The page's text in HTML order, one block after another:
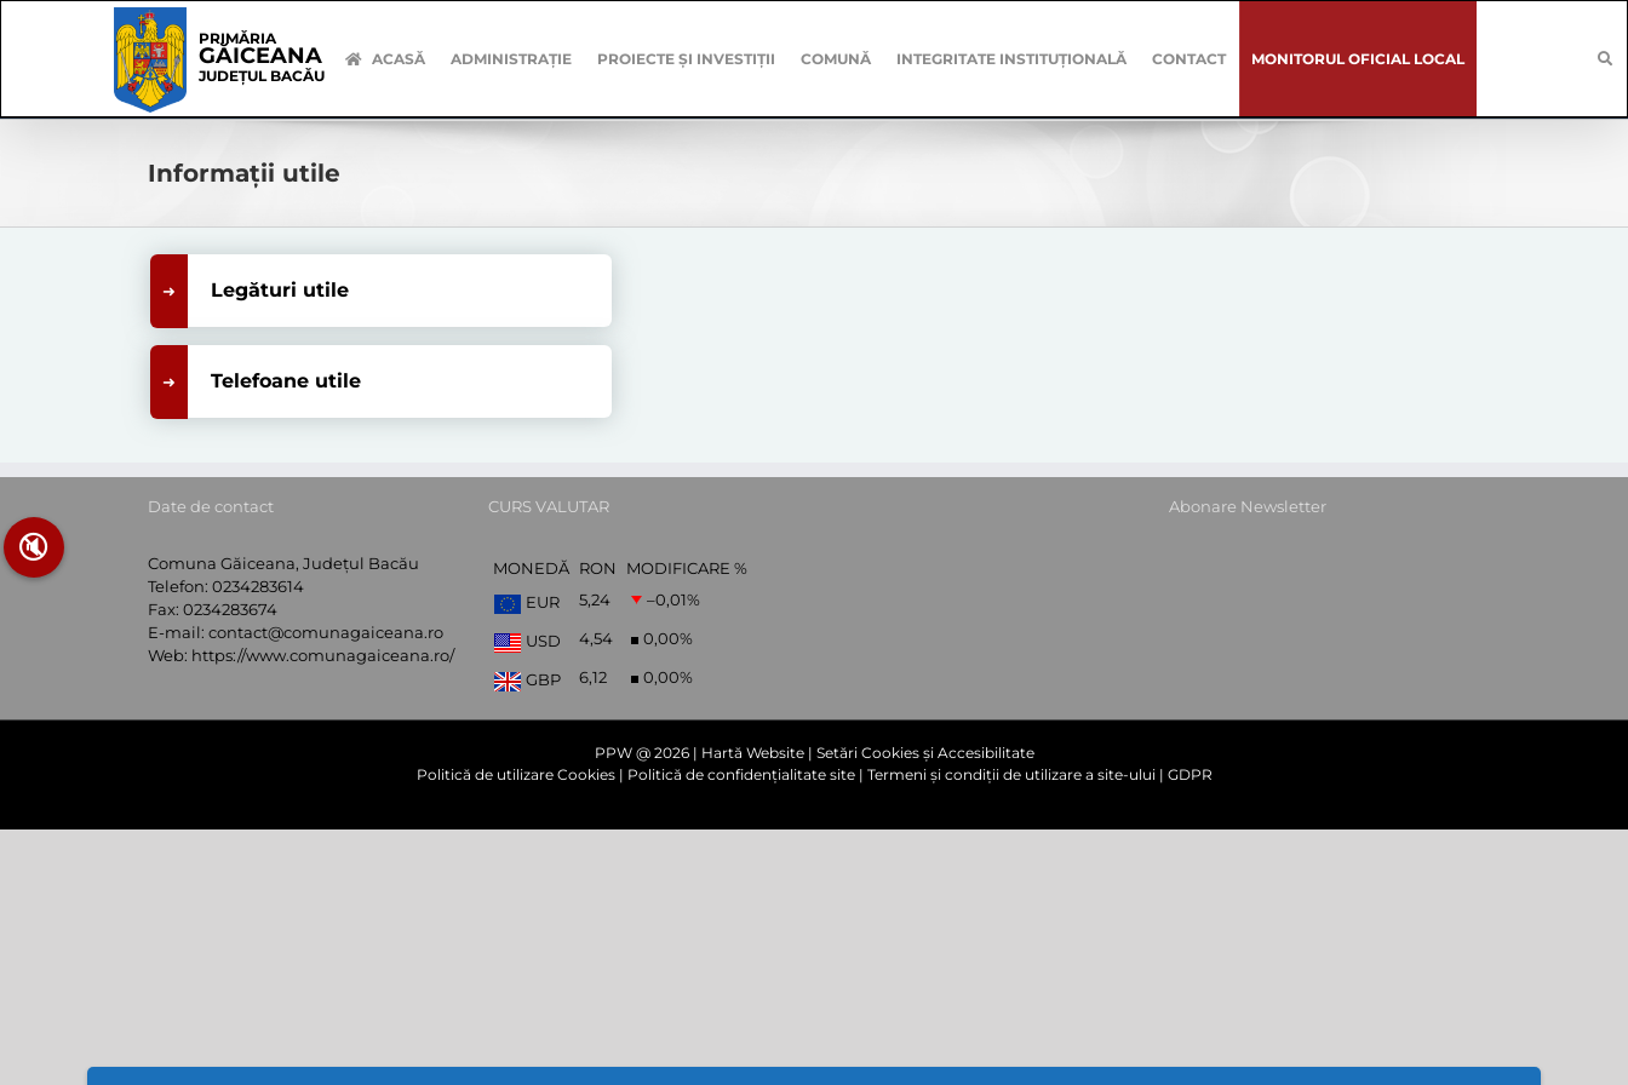
PRIMĂRIA
GĂICEANA
JUDEȚUL BACĂU
ACASĂ ADMINISTRAȚIE PROIECTE ȘI INVESTIȚII COMUNĂ INTEGRITATE INSTITUȚIONALĂ CONTACT MONITORUL OFICIAL LOCAL
Informații utile
Legături utile
Telefoane utile
Date de contact
Comuna Găiceana, Județul Bacău
Telefon: 0234283614
Fax: 0234283674
E-mail: contact@comunagaiceana.ro
Web: https://www.comunagaiceana.ro/
CURS VALUTAR
MONEDĂ RON
MODIFICARE %
EUR
5,24 –0,01%
USD 4,54 0,00%
GBP 6,12 0,00%
Abonare Newsletter
PPW @ 2026 | Hartă Website| Setări Cookies și Accesibilitate
Politică de utilizare Cookies| Politică de confidențialitate site| Termeni și condiții de utilizare a site-ului| GDPR
🔇